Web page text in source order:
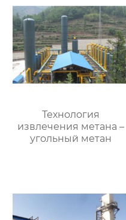
Технология
извлечения метана –
угольный метан